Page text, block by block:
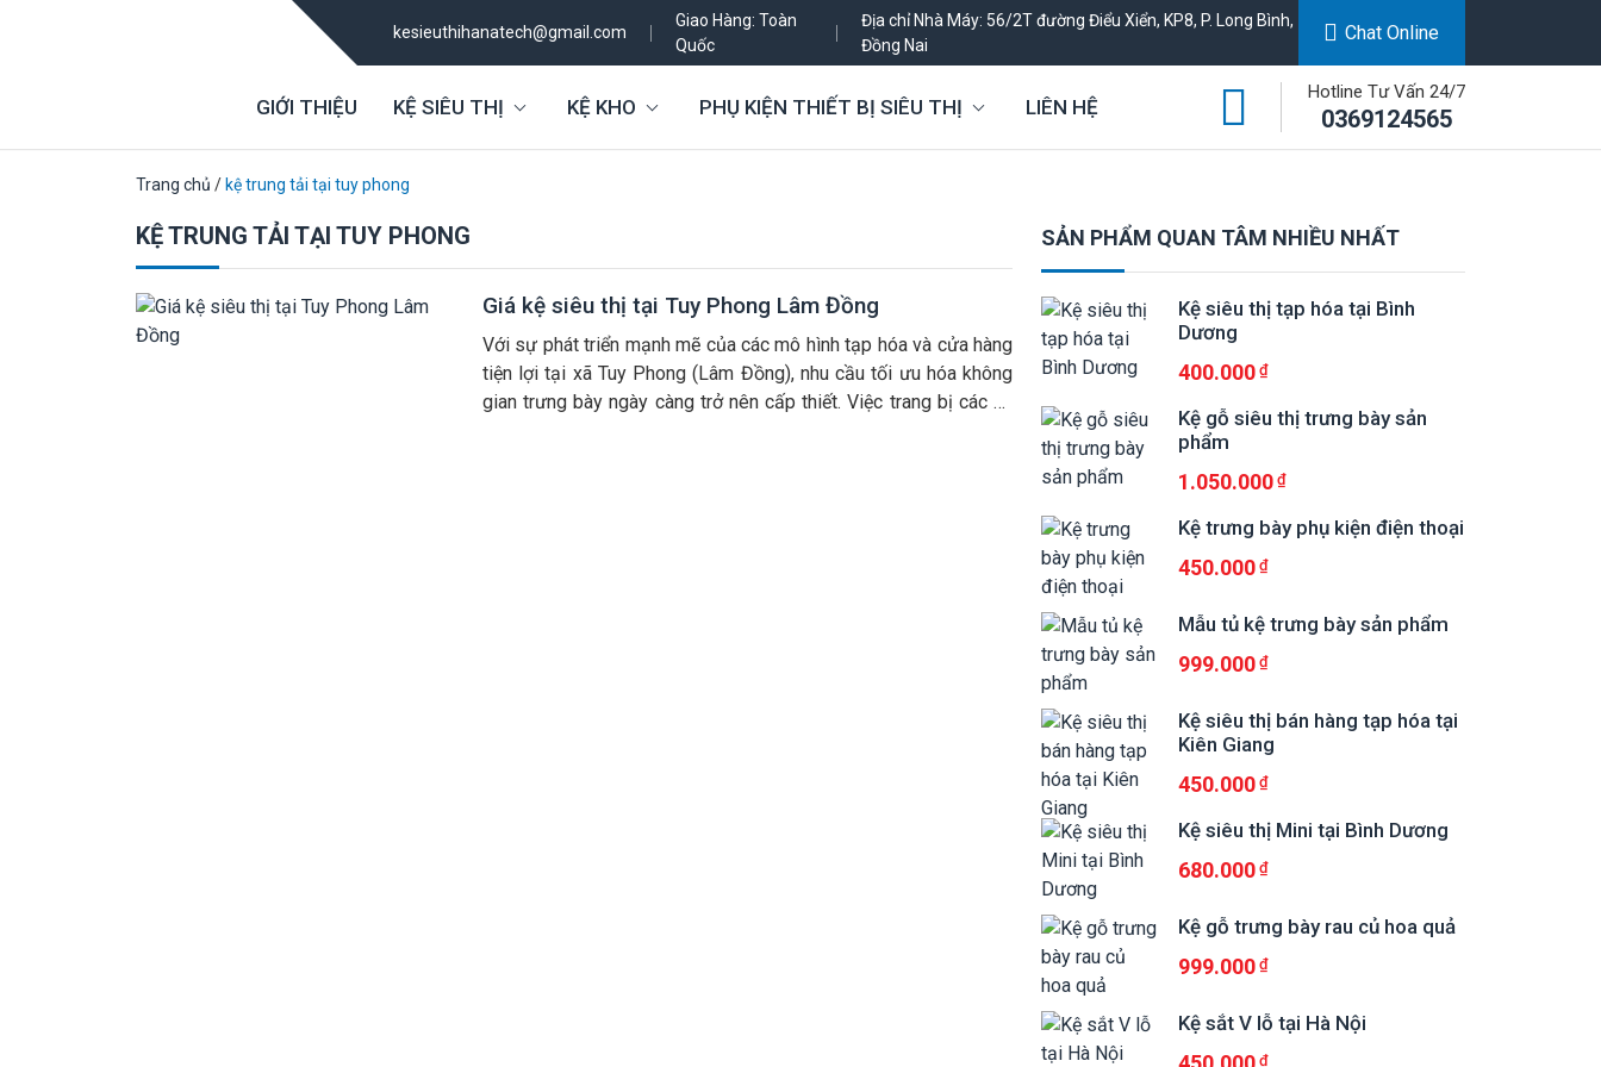
kesieuthihanatech@gmail.com
Giao Hàng: Toàn
Quốc
Địa chỉ Nhà Máy: 56/2T đường Điểu Xiển, KP8, P. Long Bình,
Đồng Nai
Chat Online
GIỚI THIỆU KỆ SIÊU THỊ KỆ KHO PHỤ KIỆN THIẾT BỊ SIÊU THỊ LIÊN HỆ
Hotline Tư Vấn 24/7
0369124565
Trang chủ / kệ trung tải tại tuy phong
KỆ TRUNG TẢI TẠI TUY PHONG
Giá kệ siêu thị tại Tuy Phong Lâm Đồng
Với sự phát triển mạnh mẽ của các mô hình tạp hóa và cửa hàng
tiện lợi tại xã Tuy Phong (Lâm Đồng), nhu cầu tối ưu hóa không
gian trưng bày ngày càng trở nên cấp thiết. Việc trang bị các hệ
SẢN PHẨM QUAN TÂM NHIỀU NHẤT
Kệ siêu thị tạp hóa tại Bình
Dương
400.000
Kệ gỗ siêu thị trưng bày sản
phẩm
1.050.000
Kệ trưng bày phụ kiện điện thoại
450.000
Mẫu tủ kệ trưng bày sản phẩm
999.000
Kệ siêu thị bán hàng tạp hóa tại
Kiên Giang
450.000
Kệ siêu thị Mini tại Bình Dương
680.000
Kệ gỗ trưng bày rau củ hoa quả
999.000
Kệ sắt V lỗ tại Hà Nội